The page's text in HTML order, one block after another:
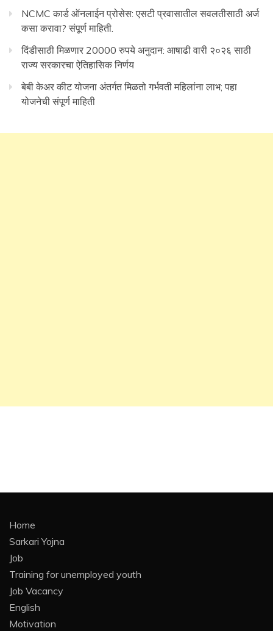
NCMC कार्ड ऑनलाईन प्रोसेस: एसटी प्रवासातील सवलतीसाठी अर्ज
कसा करावा? संपूर्ण माहिती.
दिंडीसाठी मिळणार 20000 रुपये अनुदान: आषाढी वारी २०२६ साठी
राज्य सरकारचा ऐतिहासिक निर्णय
बेबी केअर कीट योजना अंतर्गत मिळतो गर्भवती महिलांना लाभ; पहा
योजनेची संपूर्ण माहिती
Home
Sarkari Yojna
Job
Training for unemployed youth
Job Vacancy
English
Motivation